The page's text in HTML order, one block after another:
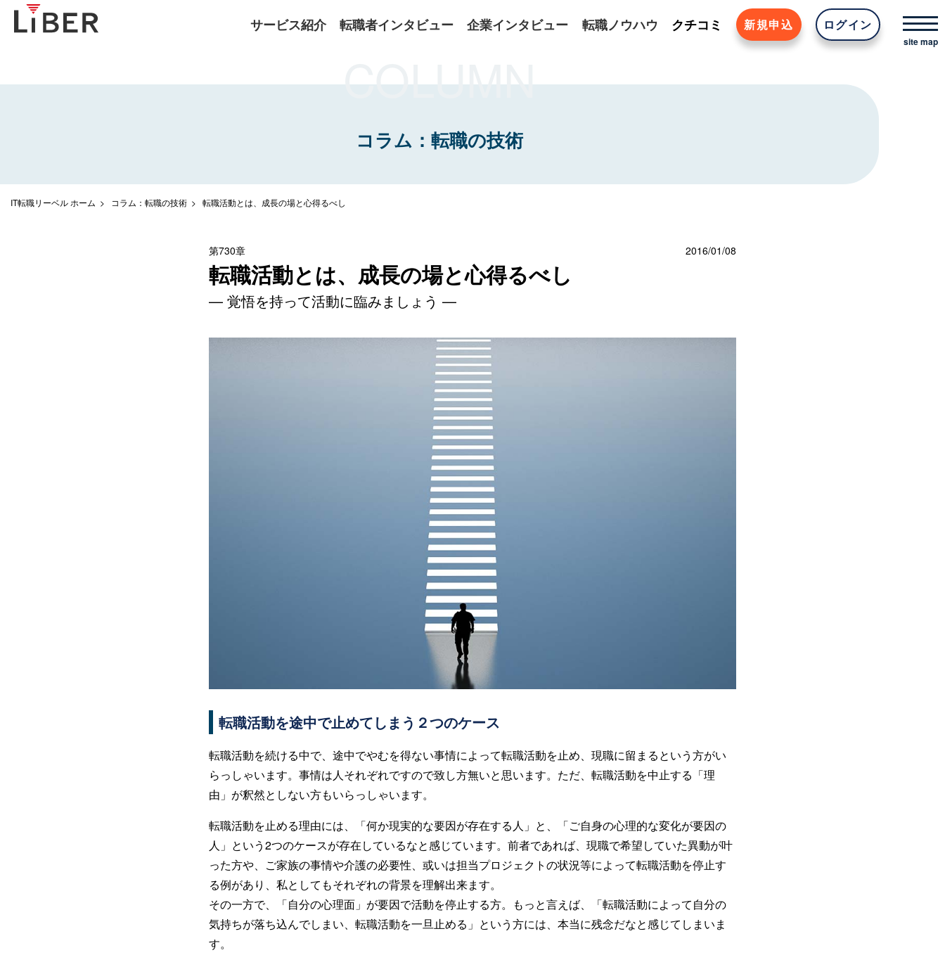
サービス紹介 転職者インタビュー 企業インタビュー 転職ノウハウ クチコミ 新規申込 ログイン
COLUMN
コラム：転職の技術
IT転職リーベル ホーム コラム：転職の技術 転職活動とは、成長の場と心得るべし
第730章 2016/01/08
転職活動とは、成長の場と心得るべし
— 覚悟を持って活動に臨みましょう —
転職活動を途中で止めてしまう２つのケース
転職活動を続ける中で、途中でやむを得ない事情によって転職活動を止め、現職に留まるという方がい
らっしゃいます。事情は人それぞれですので致し方無いと思います。ただ、転職活動を中止する「理
由」が釈然としない方もいらっしゃいます。
転職活動を止める理由には、「何か現実的な要因が存在する人」と、「ご自身の心理的な変化が要因の
人」という2つのケースが存在しているなと感じています。前者であれば、現職で希望していた異動が叶
った方や、ご家族の事情や介護の必要性、或いは担当プロジェクトの状況等によって転職活動を停止す
る例があり、私としてもそれぞれの背景を理解出来ます。
その一方で、「自分の心理面」が要因で活動を停止する方。もっと言えば、「転職活動によって自分の
気持ちが落ち込んでしまい、転職活動を一旦止める」という方には、本当に残念だなと感じてしまいま
す。